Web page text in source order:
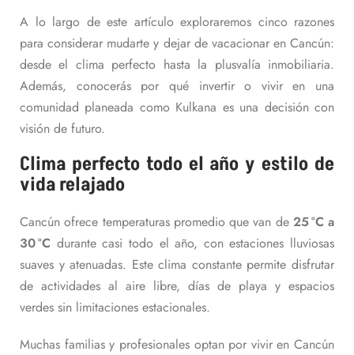
A lo largo de este artículo exploraremos cinco razones
para considerar mudarte y dejar de vacacionar en Cancún:
desde el clima perfecto hasta la plusvalía inmobiliaria.
Además, conocerás por qué invertir o vivir en una
comunidad planeada como Kulkana es una decisión con
visión de futuro.
Clima perfecto todo el año y estilo de
vida relajado
Cancún ofrece temperaturas promedio que van de 25 °C a
30 °C durante casi todo el año, con estaciones lluviosas
suaves y atenuadas. Este clima constante permite disfrutar
de actividades al aire libre, días de playa y espacios
verdes sin limitaciones estacionales.
Muchas familias y profesionales optan por vivir en Cancún